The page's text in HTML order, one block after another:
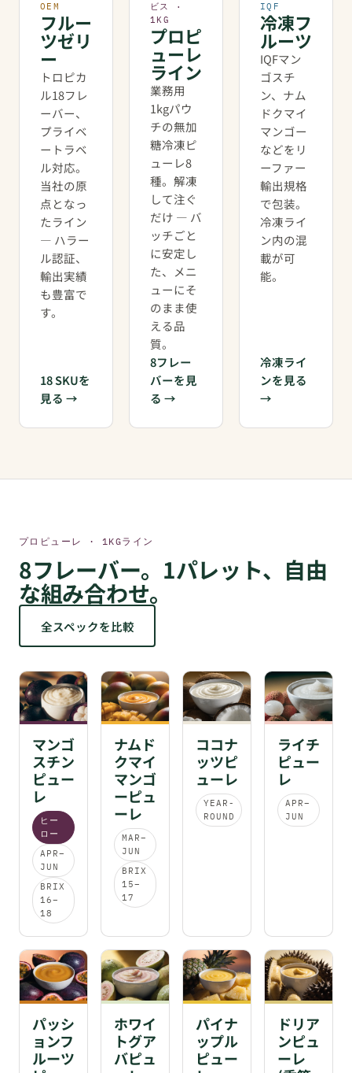
OEM
フルー
ツゼリ
ー
トロピカ
ル18フレ
ーバー、
プライベ
ートラベ
ル対応。
当社の原
点となっ
たライン
— ハラー
ル認証、
輸出実績
も豊富で
す。
18 SKUを
見る
ビス ·
1KG
プロピ
ューレ
ライン
業務用
1kgパウ
チの無加
糖冷凍ピ
ューレ8
種。解凍
して注ぐ
だけ — バ
ッチごと
に安定し
た、メニ
ューにそ
のまま使
える品
質。
8フレー
バーを見
る
IQF
冷凍フ
ルーツ
IQFマン
ゴスチ
ン、ナム
ドクマイ
マンゴー
などをリ
ーファー
輸出規格
で包装。
冷凍ライ
ン内の混
載が可
能。
冷凍ライ
ンを見る
プロピューレ · 1KGライン
8フレーバー。1パレット、自由
な組み合わせ。
全スペックを比較
マンゴ
スチン
ピュー
レ
ヒー
ロー
APR–
JUN
BRIX
16–
18
ナムド
クマイ
マンゴ
ーピュ
ーレ
MAR–
JUN
BRIX
15–
17
ココナ
ッツピ
ューレ
YEAR-
ROUND
ライチ
ピュー
レ
APR–
JUN
パッシ
ョンフ
ルーツ
ホワイ
トグア
バピュ
パイナ
ップル
ピュー
ドリア
ンピュ
ーレ